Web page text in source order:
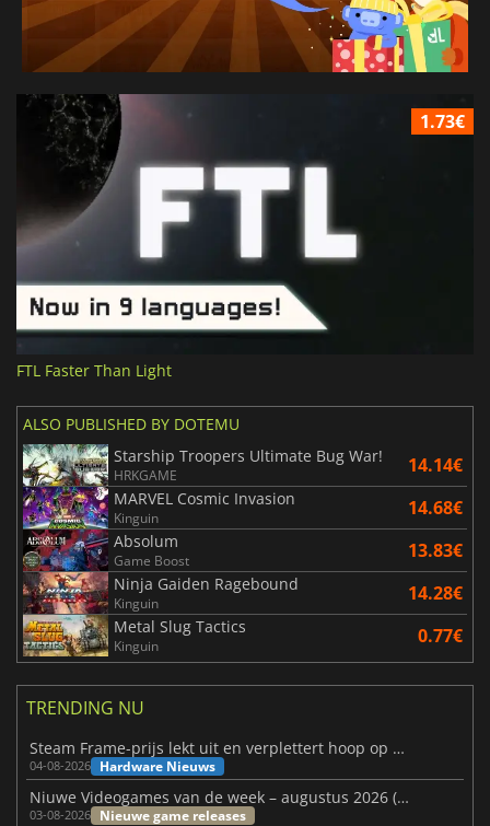
1.73€
FTL Faster Than Light
ALSO PUBLISHED BY DOTEMU
Starship Troopers Ultimate Bug War!
HRKGAME 14.14€
MARVEL Cosmic Invasion
Kinguin 14.68€
Absolum
Game Boost 13.83€
Ninja Gaiden Ragebound
Kinguin 14.28€
Metal Slug Tactics
Kinguin 0.77€
TRENDING NU
Steam Frame-prijs lekt uit en verplettert hoop op betaalbare VR
04-08-2026 Hardware Nieuws
Niuwe Videogames van de week – augustus 2026 (week 32)
03-08-2026 Nieuwe game releases